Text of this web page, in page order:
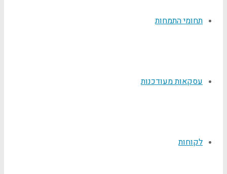
תחומי התמחות
עסקאות מעודכנות
לקוחות